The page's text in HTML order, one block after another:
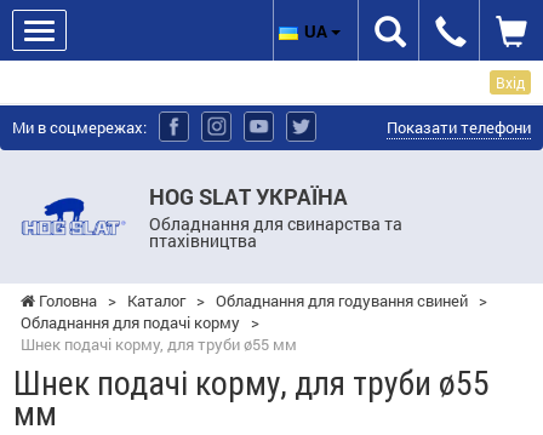
Вхід
Ми в соцмережах: Показати телефони
HOG SLAT УКРАЇНА
Обладнання для свинарства та
птахівництва
UA
Головна > Каталог > Обладнання для годування свиней >
Обладнання для подачі корму >
Шнек подачі корму, для труби ø55 ​​мм
Шнек подачі корму, для труби ø55 ​​
мм